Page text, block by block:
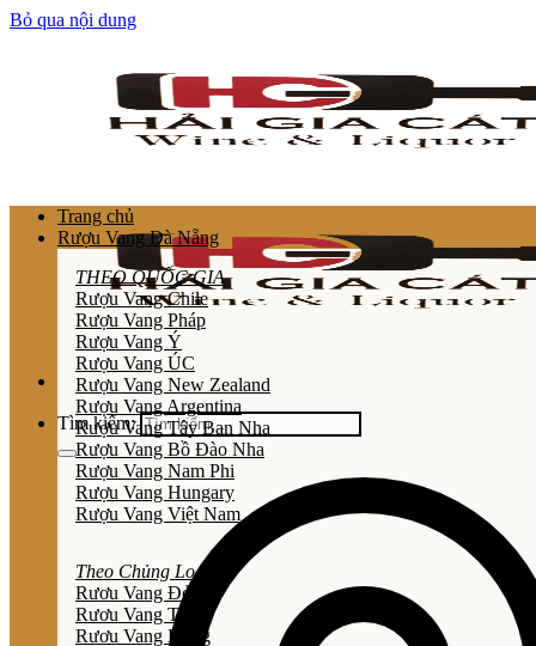
Bỏ qua nội dung
Tìm kiếm:
Trang chủ
Rượu Vang Đà Nẵng
THEO QUỐC GIA
Rượu Vang Chile
Rượu Vang Pháp
Rượu Vang Ý
Rượu Vang ÚC
Rượu Vang New Zealand
Rượu Vang Argentina
Rượu Vang Tây Ban Nha
Rượu Vang Bồ Đào Nha
Rượu Vang Nam Phi
Rượu Vang Hungary
Rượu Vang Việt Nam
Theo Chủng Loại
Rươu Vang Đỏ
Rươu Vang Trắng
Rươu Vang Hồng